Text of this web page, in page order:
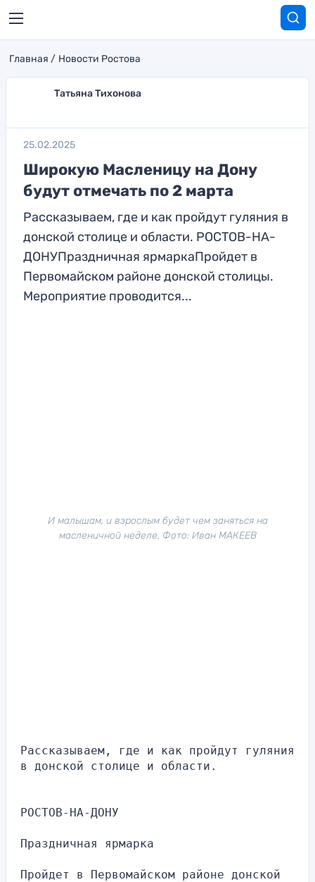
Главная Новости Ростова
Татьяна Тихонова
25.02.2025
Широкую Масленицу на Дону
будут отмечать по 2 марта
Рассказываем, где и как пройдут гуляния в
донской столице и области. РОСТОВ-НА-
ДОНУПраздничная ярмаркаПройдет в
Первомайском районе донской столицы.
Мероприятие проводится...
И малышам, и взрослым будет чем заняться на
масленичной неделе. Фото: Иван МАКЕЕВ
Рассказываем, где и как пройдут гуляния
в донской столице и области.
РОСТОВ-НА-ДОНУ
Праздничная ярмарка
Пройдет в Первомайском районе донской